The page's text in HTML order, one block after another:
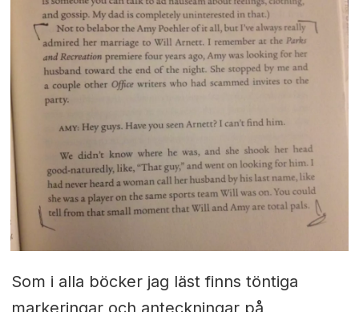
Som i alla böcker jag läst finns töntiga
markeringar och anteckningar på